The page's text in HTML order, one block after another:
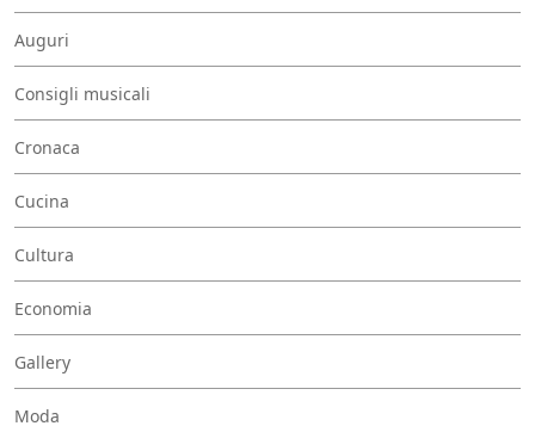
Auguri
Consigli musicali
Cronaca
Cucina
Cultura
Economia
Gallery
Moda